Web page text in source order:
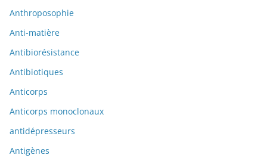
Anthroposophie
Anti-matière
Antibiorésistance
Antibiotiques
Anticorps
Anticorps monoclonaux
antidépresseurs
Antigènes